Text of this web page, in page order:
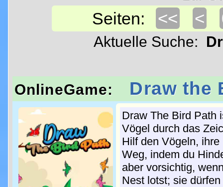
Seiten: << <
Aktuelle Suche:
OnlineGame: Draw the
Draw The Bird Path
Vögel durch das
Hilf den Vögeln,
Weg, indem du
aber vorsichtig,
Nest lotst; sie